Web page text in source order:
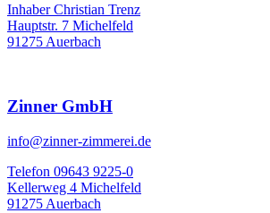
Inhaber Christian Trenz
Hauptstr. 7 Michelfeld
91275 Auerbach
Zinner GmbH
info@zinner-zimmerei.de
Telefon 09643 9225-0
Kellerweg 4 Michelfeld
91275 Auerbach